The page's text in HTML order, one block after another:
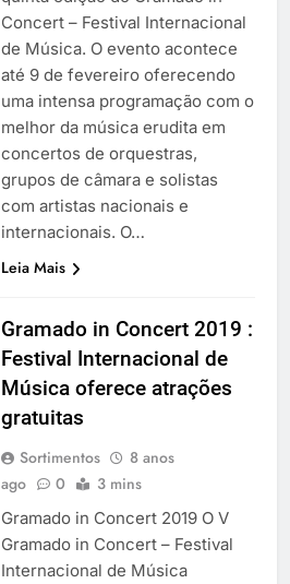
Concert – Festival Internacional
de Música. O evento acontece
até 9 de fevereiro oferecendo
uma intensa programação com o
melhor da música erudita em
concertos de orquestras,
grupos de câmara e solistas
com artistas nacionais e
internacionais. O…
Leia Mais
Gramado in Concert 2019 :
Festival Internacional de
Música oferece atrações
gratuitas
Sortimentos
8 anos
ago
0 3 mins
Gramado in Concert 2019 O V
Gramado in Concert – Festival
Internacional de Música